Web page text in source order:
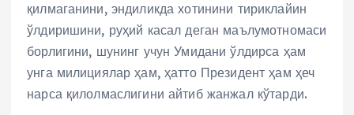
қилмаганини, эндиликда хотинини тириклайин
ўлдиришини, руҳий касал деган маълумотномаси
борлигини, шунинг учун Умидани ўлдирса ҳам
унга милициялар ҳам, ҳатто Президент ҳам ҳеч
нарса қилолмаслигини айтиб жанжал кўтарди.